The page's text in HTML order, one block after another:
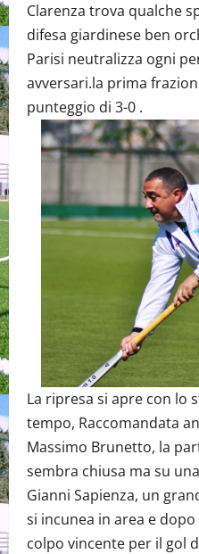
Clarenza trova qualche
difesa giardinese ben
Parisi neutralizza ogni
avversari.la prima
punteggio di 3-0 .
La ripresa si apre con lo
tempo, Raccomandata
Massimo Brunetto, la
sembra chiusa ma su
Gianni Sapienza, un
si incunea in area e
colpo vincente per il gol